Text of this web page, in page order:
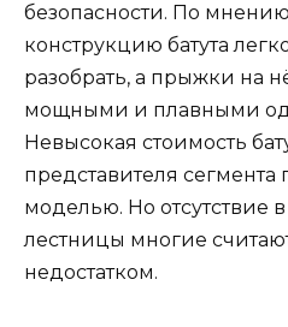
безопасности. По
конструкцию батута
разобрать, а прыжки на
мощными и плавными
Невысокая стоимость
представителя
моделью. Но отсутствие
лестницы многие
недостатком.